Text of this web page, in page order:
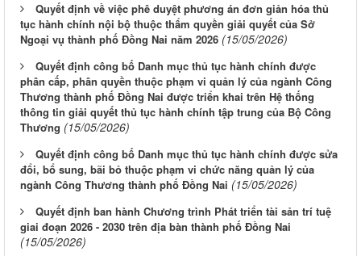
Quyết định về việc phê duyệt phương án đơn giản hóa thủ
tục hành chính nội bộ thuộc thẩm quyền giải quyết của Sở
Ngoại vụ thành phố Đồng Nai năm 2026 (15/05/2026)
Quyết định công bố Danh mục thủ tục hành chính được
phân cấp, phân quyền thuộc phạm vi quản lý của ngành Công
Thương thành phố Đồng Nai được triển khai trên Hệ thống
thông tin giải quyết thủ tục hành chính tập trung của Bộ Công
Thương (15/05/2026)
Quyết định công bố Danh mục thủ tục hành chính được sửa
đổi, bổ sung, bãi bỏ thuộc phạm vi chức năng quản lý của
ngành Công Thương thành phố Đồng Nai (15/05/2026)
Quyết định ban hành Chương trình Phát triển tài sản trí tuệ
giai đoạn 2026 - 2030 trên địa bàn thành phố Đồng Nai
(15/05/2026)